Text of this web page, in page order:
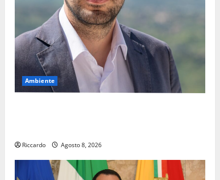
Ambiente
Riccardo Agosto 8, 2026